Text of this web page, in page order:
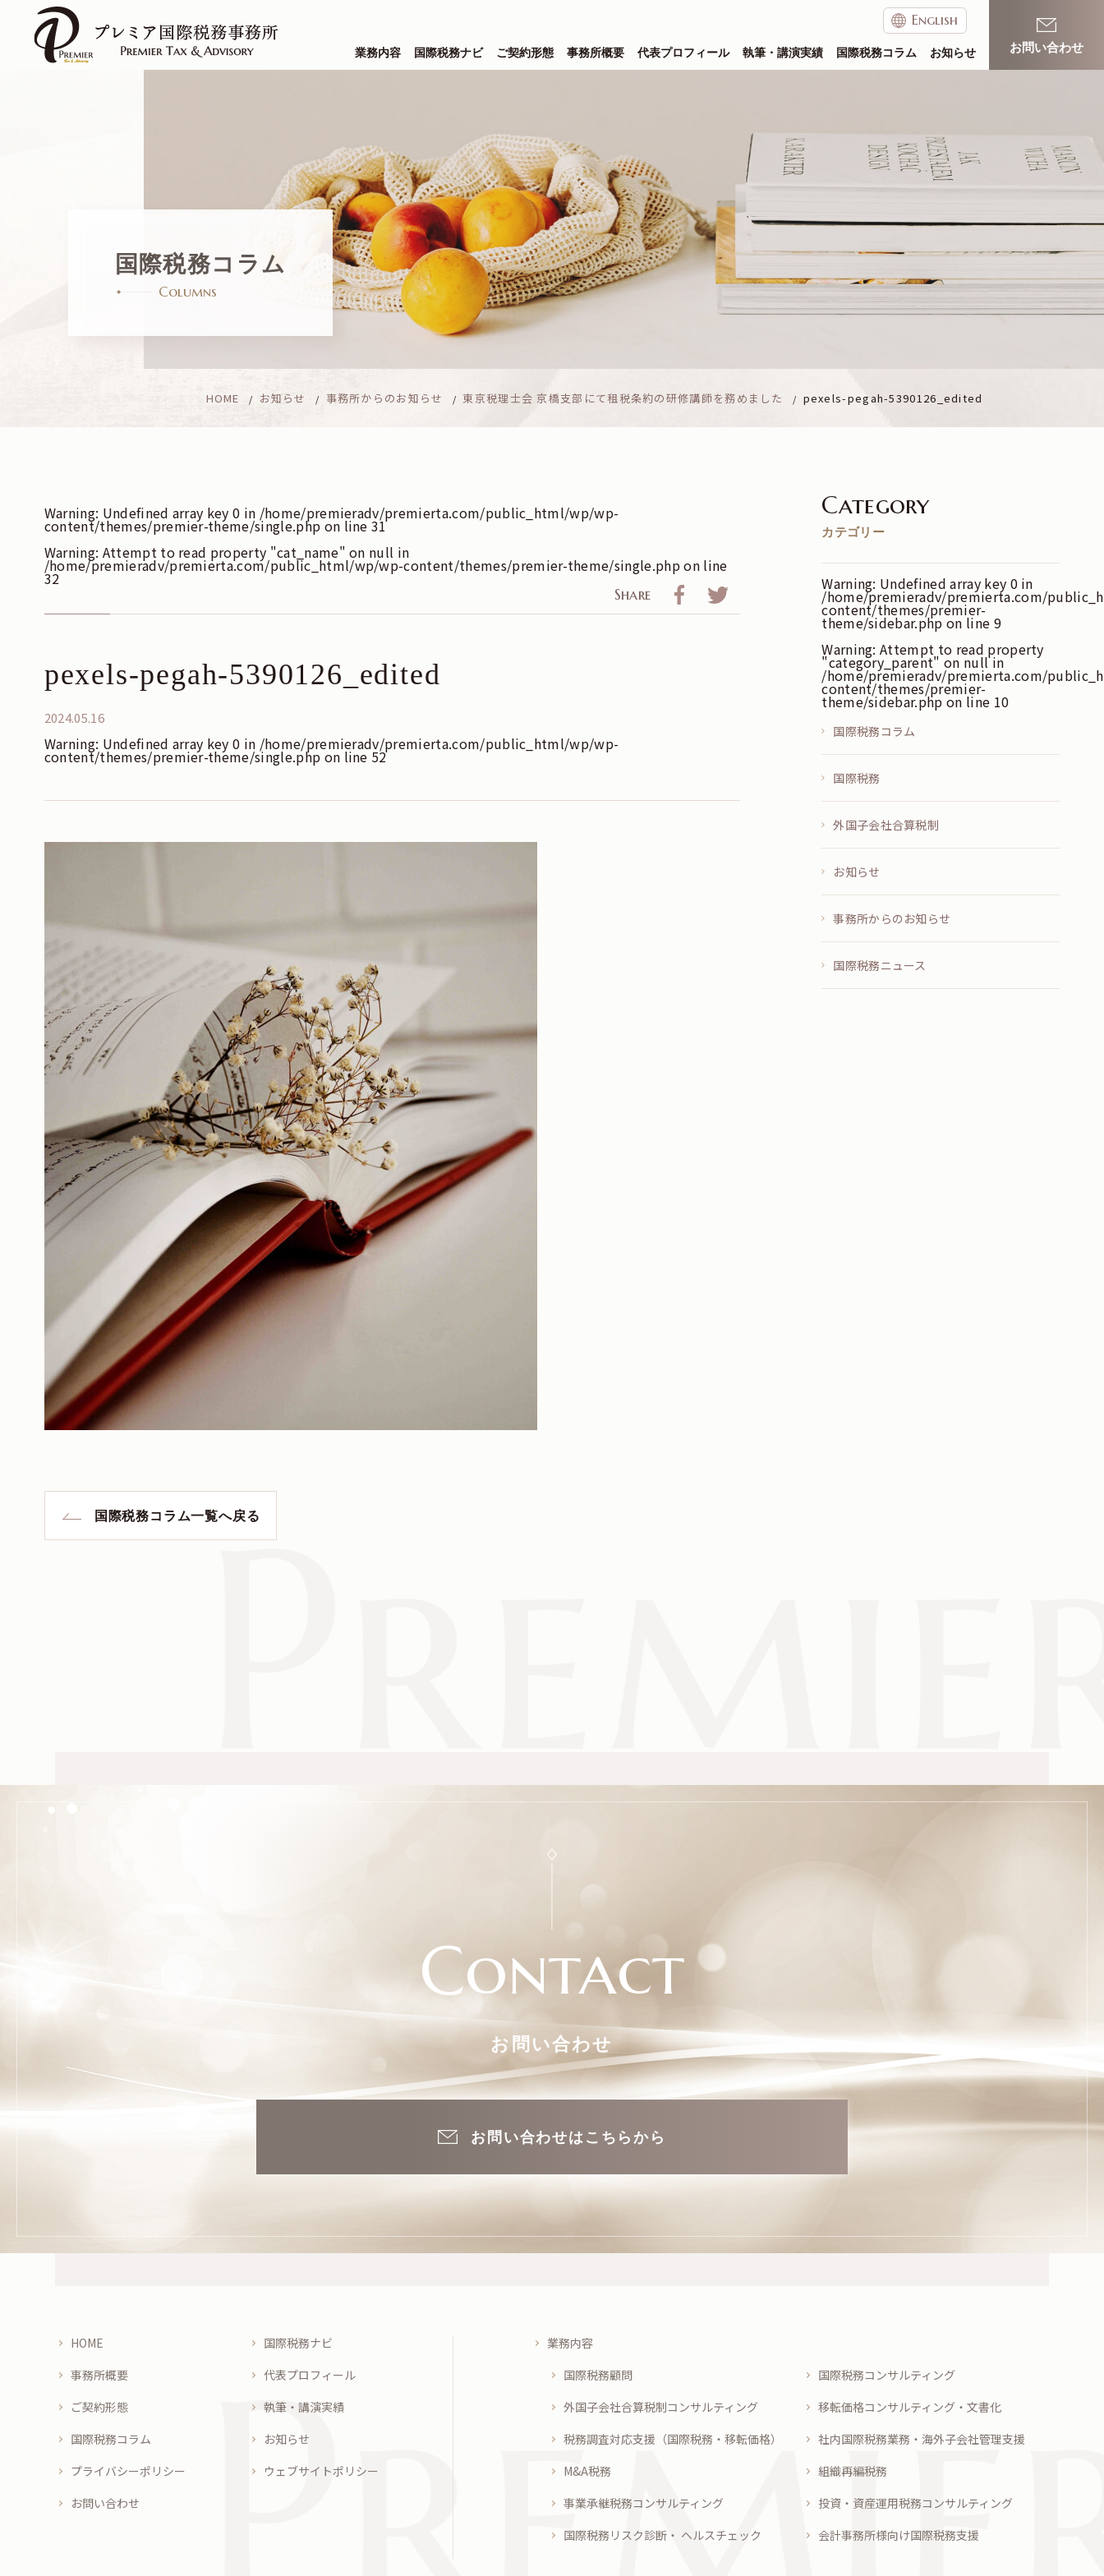
English
業務内容 国際税務ナビ ご契約形態 事務所概要 代表プロフィール 執筆・講演実績 国際税務コラム お知らせ お問い合わせ
国際税務コラム
Columns
HOME お知らせ 事務所からのお知らせ 東京税理士会 京橋支部にて租税条約の研修講師を務めました pexels-pegah-5390126_edited
Warning: Undefined array key 0 in /home/premieradv/premierta.com/public_html/wp/wp-
content/themes/premier-theme/single.php on line31
Warning: Attempt to read property "cat_name" on null in
/home/premieradv/premierta.com/public_html/wp/wp-content/themes/premier-theme/single.phpon line
32
Share
pexels-pegah-5390126_edited
2024.05.16
Warning: Undefined array key 0 in /home/premieradv/premierta.com/public_html/wp/wp-
content/themes/premier-theme/single.php on line 52
国際税務コラム一覧へ戻る
Category
カテゴリー
Warning: Undefined array key 0 in
/home/premieradv/premierta.com/
content/themes/premier-
theme/sidebar.php on line 9
Warning: Attempt to read property
"category_parent" on null in
/home/premieradv/premierta.com/
content/themes/premier-
theme/sidebar.php on line 10
国際税務コラム
国際税務
外国子会社合算税制
お知らせ
事務所からのお知らせ
国際税務ニュース
Contact
お問い合わせ
お問い合わせはこちらから
HOME
国際税務ナビ
事務所概要
代表プロフィール
ご契約形態
執筆・講演実績
国際税務コラム
お知らせ
プライバシーポリシー
ウェブサイトポリシー
お問い合わせ
業務内容
国際税務顧問
国際税務コンサルティング
外国子会社合算税制コンサルティング
移転価格コンサルティング・文書化
税務調査対応支援（国際税務・移転価格）
社内国際税務業務・海外子会社管理支援
M&A税務
組織再編税務
事業承継税務コンサルティング
投資・資産運用税務コンサルティング
国際税務リスク診断・ ヘルスチェック
会計事務所様向け国際税務支援